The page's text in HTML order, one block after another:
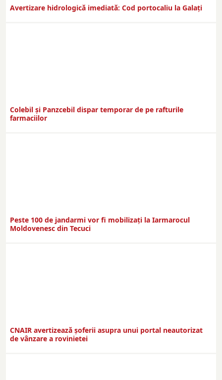
Avertizare hidrologică imediată: Cod portocaliu la Galaţi
Colebil și Panzcebil dispar temporar de pe rafturile
farmaciilor
Peste 100 de jandarmi vor fi mobilizați la Iarmarocul
Moldovenesc din Tecuci
CNAIR avertizează șoferii asupra unui portal neautorizat
de vânzare a rovinietei